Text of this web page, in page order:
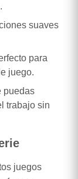
suaves
para
juego.
puedas
trabajo sin
juegos